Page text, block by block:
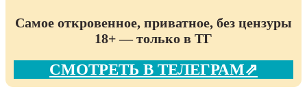
Самое откровенное, приватное, без цензуры
18+ — только в ТГ
СМОТРЕТЬ В ТЕЛЕГРАМ⇗